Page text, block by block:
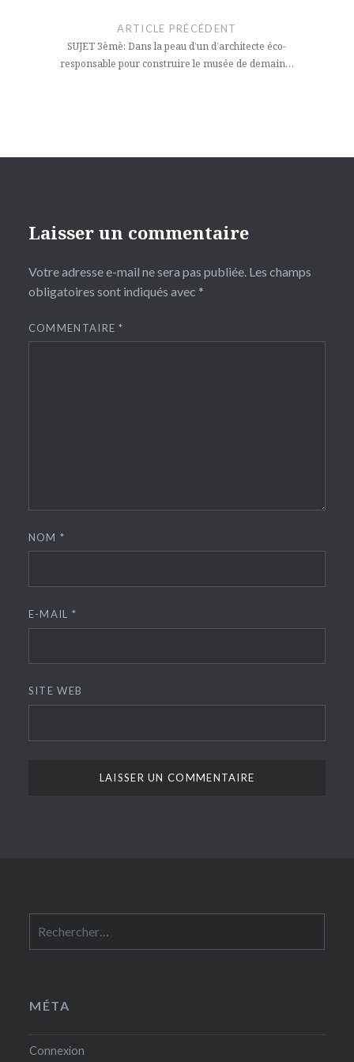
l’article
ARTICLE PRÉCÉDENT
SUJET 3èmè: Dans la peau d’un d’architecte éco-
responsable pour construire le musée de demain…
Laisser un commentaire
Votre adresse e-mail ne sera pas publiée. Les champs
obligatoires sont indiqués avec *
COMMENTAIRE*
NOM*
E-MAIL *
SITE WEB
MÉTA
Connexion